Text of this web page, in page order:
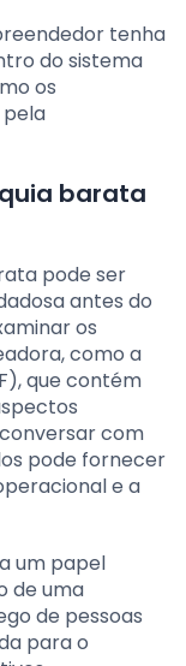
tenha
do sistema
os
barata
pode ser
antes do
os
como a
que contém
com
pode fornecer
e a
um papel
de uma
de pessoas
para o